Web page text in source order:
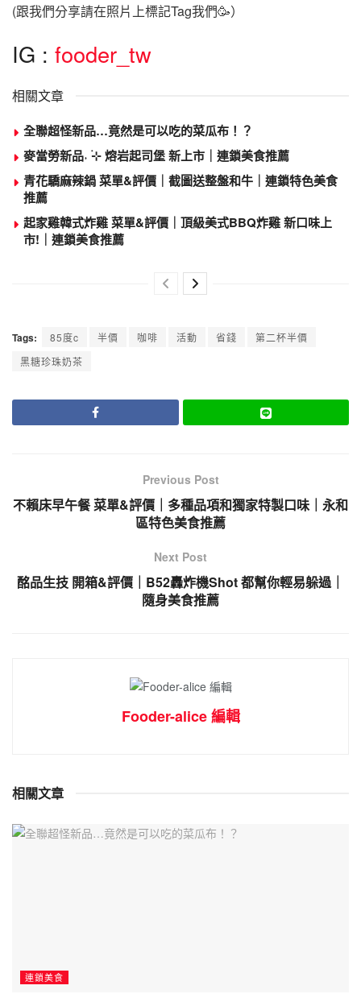
(跟我們分享請在照片上標記Tag我們🥳）
IG : fooder_tw
相關文章
全聯超怪新品…竟然是可以吃的菜瓜布！？
麥當勞新品˖ ࣪⊹ 熔岩起司堡 新上市｜連鎖美食推薦
青花驕麻辣鍋 菜單&評價｜截圖送整盤和牛｜連鎖特色美食
推薦
起家雞韓式炸雞 菜單&評價｜頂級美式BBQ炸雞 新口味上
市!｜連鎖美食推薦
Tags: 85度c 半價 咖啡 活動 省錢
第二杯半價
黑糖珍珠奶茶
Previous Post
不賴床早午餐 菜單&評價｜多種品項和獨家特製口味｜永和
區特色美食推薦
Next Post
酩品生技 開箱&評價｜B52轟炸機Shot 都幫你輕易躲過｜
隨身美食推薦
Fooder-alice 編輯
相關文章
連鎖美食